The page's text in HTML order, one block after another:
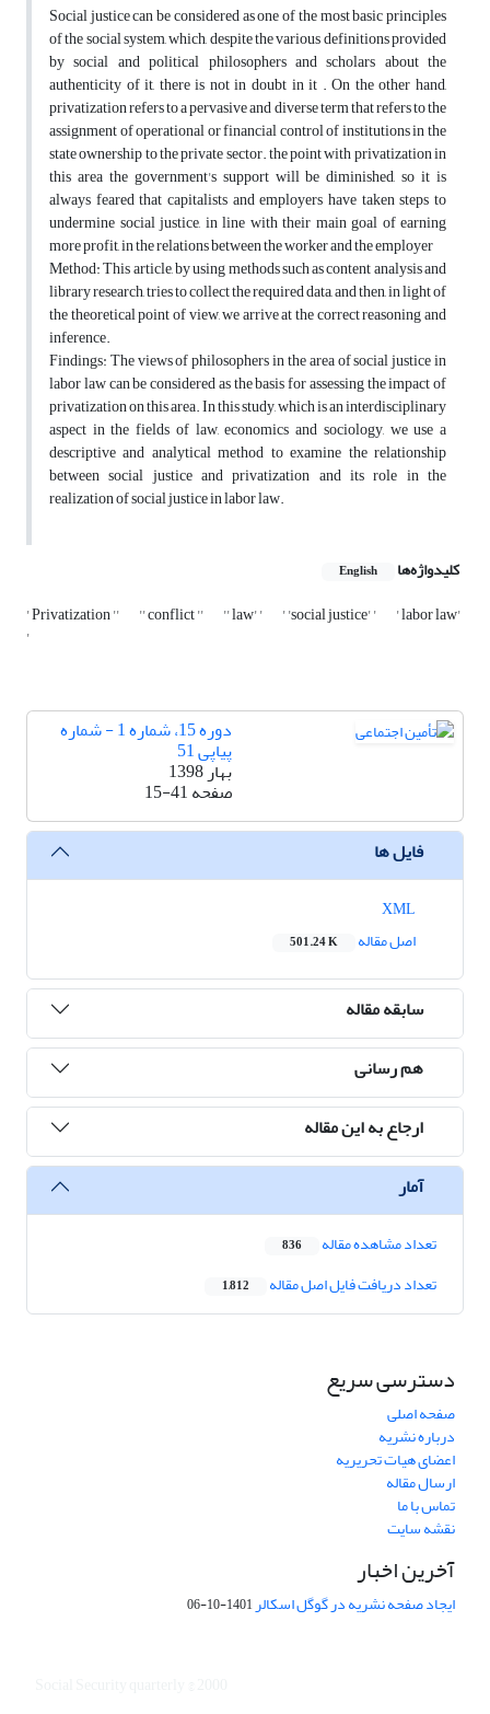
Social justice can be considered as one of the most basic principles
of the social system, which, despite the various definitions provided
by social and political philosophers and scholars about the
authenticity of it, there is not in doubt in it . On the other hand,
privatization refers to a pervasive and diverse term that refers to the
assignment of operational or financial control of institutions in the
state ownership to the private sector. the point with privatization in
this area the government's support will be diminished, so it is
always feared that capitalists and employers have taken steps to
undermine social justice, in line with their main goal of earning
more profit, in the relations between the worker and the employer
Method: This article, by using methods such as content analysis and
library research, tries to collect the required data, and then, in light of
the theoretical point of view, we arrive at the correct reasoning and
inference.
Findings: The views of philosophers in the area of social justice in
labor law can be considered as the basis for assessing the impact of
privatization on this area. In this study, which is an interdisciplinary
aspect in the fields of law, economics and sociology, we use a
descriptive and analytical method to examine the relationship
between social justice and privatization and its role in the
realization of social justice in labor law.
کلیدواژه‌ها English
' Privatization '' '' conflict '' '' law' ' ' 'social justice' ' ' labor law'
'
دوره 15، شماره 1 - شماره
پیاپی 51
بهار 1398
صفحه15-41
فایل ها
اصل مقاله
501.24 K
سابقه مقاله
هم رسانی
ارجاع به این مقاله
آمار
تعداد مشاهده مقاله 836
تعداد دریافت فایل اصل مقاله 1,812
دسترسی سریع
صفحه اصلی
درباره نشریه
اعضای هیات تحریریه
ارسال مقاله
تماس با ما
نقشه سایت
آخرین اخبار
ایجاد صفحه نشریه در گوگل اسکالر1401-10-06